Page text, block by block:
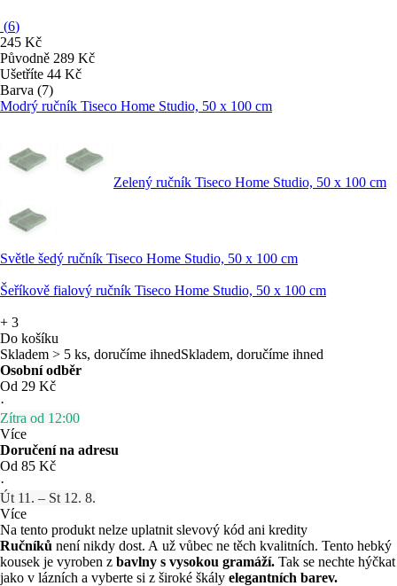
(6)
245 Kč
Původně 289 Kč
Ušetříte 44 Kč
Barva (7)
Modrý ručník Tiseco Home Studio, 50 x 100 cm
Zelený ručník Tiseco Home Studio, 50 x 100 cm
Světle šedý ručník Tiseco Home Studio, 50 x 100 cm
Šeříkově fialový ručník Tiseco Home Studio, 50 x 100 cm
+ 3
Do košíku
Skladem > 5 ks, doručíme ihnedSkladem, doručíme ihned
Osobní odběr
Od 29 Kč
·
Zítra od 12:00
Více
Doručení na adresu
Od 85 Kč
·
Út 11. – St 12. 8.
Více
Na tento produkt nelze uplatnit slevový kód ani kredity
Ručníků není nikdy dost. A už vůbec ne těch kvalitních. Tento hebký
kousek je vyroben z bavlny s vysokou gramáží. Tak se nechte hýčkat
jako v lázních a vyberte si z široké škály elegantních barev.